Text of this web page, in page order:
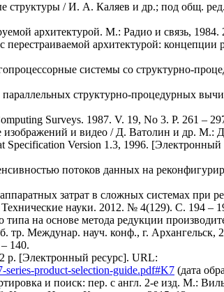
структуры / И. А. Каляев и др.; под общ.
архитектурой. М.: Радио и связь, 1984.
архитектурой: концепции
системы со структурно-
структурно-процедурных
Surveys. 1987. V. 19, No 3. P. 261 –
изображений и видео / Д. Ватолин и др.
Specification Version 1.3, 1996.
потоков данных на
затрат в сложных системах при
науки. 2012. № 4(129). С. 194 –
на основе метода редукции
Междунар. науч. конф., г. Архангельск,
140.
p. [Электронный ресурс]. URL:
product-selection-guide.pdf#K7 (дата
и поиск: пер. с англ. 2-е изд. М.: